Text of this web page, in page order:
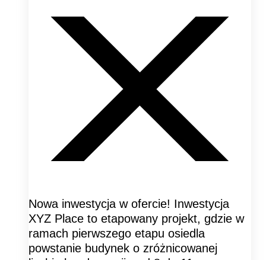
Nowa inwestycja w ofercie! Inwestycja
XYZ Place to etapowany projekt, gdzie w
ramach pierwszego etapu osiedla
powstanie budynek o zróżnicowanej